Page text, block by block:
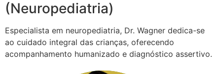
(Neuropediatria)
Especialista em neuropediatria, Dr. Wagner dedica-se
ao cuidado integral das crianças, oferecendo
acompanhamento humanizado e diagnóstico assertivo.